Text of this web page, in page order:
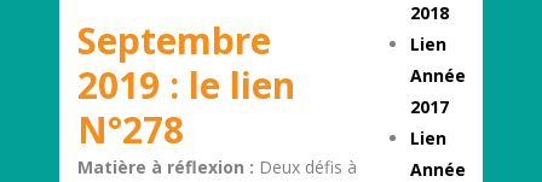
2018
Lien
Année
2017
Lien
Année
Septembre
2019 : le lien
N°278
Matière à réflexion : Deux défis à